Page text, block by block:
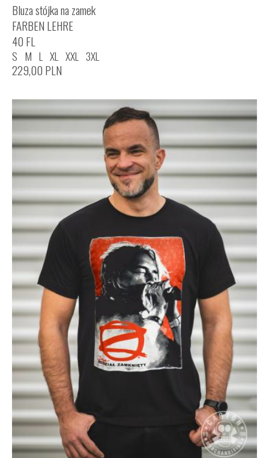
Bluza stójka na zamek
FARBEN LEHRE
40 FL
S M L XL XXL 3XL
229,00 PLN